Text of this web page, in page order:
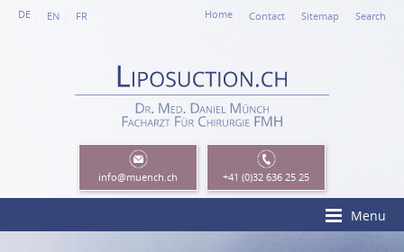
DE EN FR Home Contact Sitemap Search
Menu
info@muench.ch +41 (0)32 636 25 25